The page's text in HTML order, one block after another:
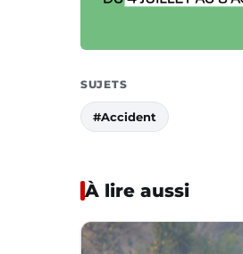
SUJETS
#Accident
À lire aussi